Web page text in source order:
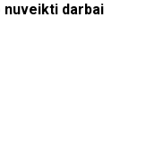
nuveikti darbai